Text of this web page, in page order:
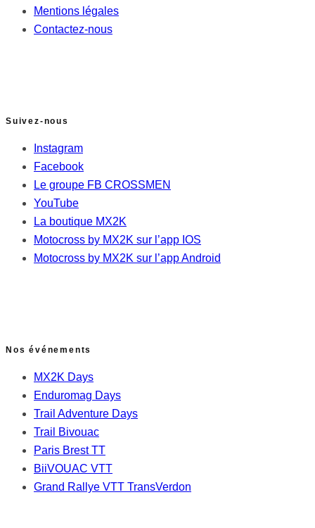
Mentions légales
Contactez-nous
Suivez-nous
Instagram
Facebook
Le groupe FB CROSSMEN
YouTube
La boutique MX2K
Motocross by MX2K sur l’app IOS
Motocross by MX2K sur l’app Android
Nos événements
MX2K Days
Enduromag Days
Trail Adventure Days
Trail Bivouac
Paris Brest TT
BiiVOUAC VTT
Grand Rallye VTT TransVerdon